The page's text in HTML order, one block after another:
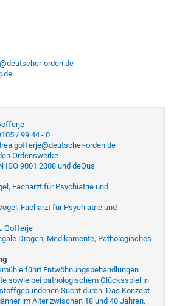
orden.de
/ 99 44 - 0
orden.de
Ordenswerke
ISO 9001:2008 und deQus
Facharzt für Psychiatrie und
Facharzt für Psychiatrie und
Gofferje
Drogen, Medikamente, Pathologisches
führt Entwöhnungsbehandlungen
sowie bei pathologischem Glücksspiel in
Sucht durch. Das Konzept
im Alter zwischen 18 und 40 Jahren.